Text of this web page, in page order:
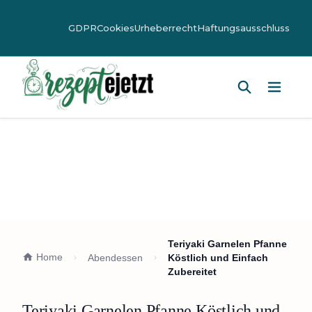
GDPRCookiesUrheberrechtHaftungsausschluss
Home Abendessen
Teriyaki Garnelen Pfanne
Köstlich und Einfach
Zubereitet